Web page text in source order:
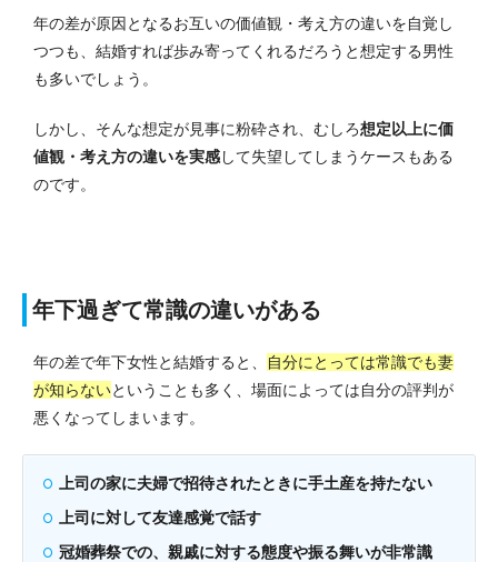
年の差が原因となるお互いの価値観・考え方の違いを自覚し
つつも、結婚すれば歩み寄ってくれるだろうと想定する男性
も多いでしょう。
しかし、そんな想定が見事に粉砕され、むしろ想定以上に価
値観・考え方の違いを実感して失望してしまうケースもある
のです。
年下過ぎて常識の違いがある
年の差で年下女性と結婚すると、
自分にとっては常識でも妻
が知らないということも多く、場面によっては自分の評判が
悪くなってしまいます。
上司の家に夫婦で招待されたときに手土産を持たない
上司に対して友達感覚で話す
冠婚葬祭での、親戚に対する態度や振る舞いが非常識